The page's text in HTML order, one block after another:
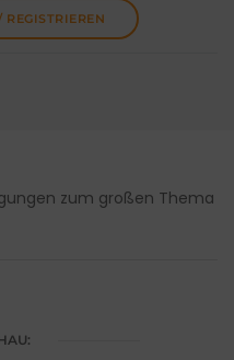
zum großen Thema